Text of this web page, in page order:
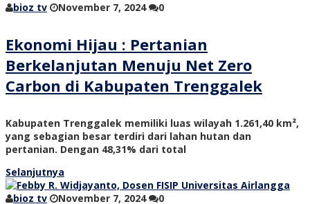
bioz tv November 7, 2024 0
Ekonomi Hijau : Pertanian
Berkelanjutan Menuju Net Zero
Carbon di Kabupaten Trenggalek
Kabupaten Trenggalek memiliki luas wilayah 1.261,40 km²,
yang sebagian besar terdiri dari lahan hutan dan
pertanian. Dengan 48,31% dari total
Selanjutnya
bioz tv
November 7, 2024 0